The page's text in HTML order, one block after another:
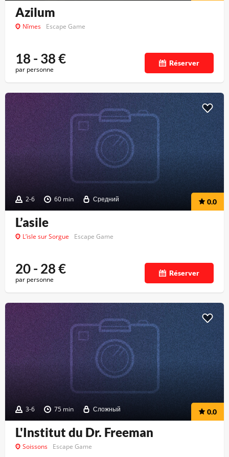
Azilum
Nîmes Escape Game
18 - 38€
par personne
Réserver
2-6 60 min Средний 0.0
L’asile
L’isle sur Sorgue Escape Game
20 - 28€
par personne
Réserver
3-6 75 min Сложный 0.0
L'Institut du Dr. Freeman
Soissons Escape Game